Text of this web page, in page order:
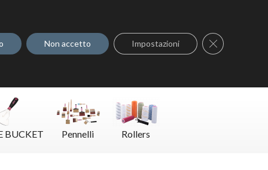
BUCKET Pennelli Rollers
Non accetto Impostazioni Close GDPR